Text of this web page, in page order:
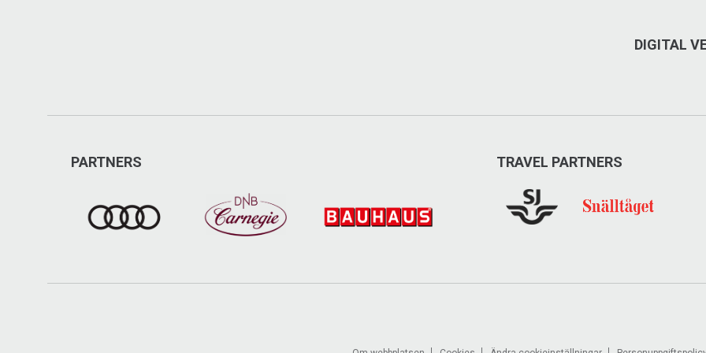
DIGITAL
PARTNERS TRAVEL PARTNERS